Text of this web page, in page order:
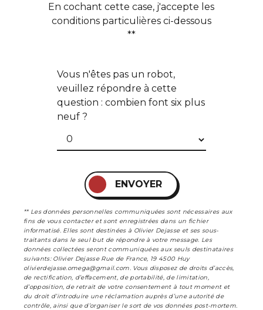
En cochant cette case, j'accepte les
conditions particulières ci-dessous
**
Vous n'êtes pas un robot,
veuillez répondre à cette
question : combien font six plus
neuf ?
ENVOYER
** Les données personnelles communiquées sont nécessaires aux
fins de vous contacter et sont enregistrées dans un fichier
informatisé. Elles sont destinées à Olivier Dejasse et ses sous-
traitants dans le seul but de répondre à votre message. Les
données collectées seront communiquées aux seuls destinataires
suivants: Olivier Dejasse Rue de France, 19 4500 Huy
olivierdejasse.omega@gmail.com. Vous disposez de droits d’accès,
de rectification, d’effacement, de portabilité, de limitation,
d’opposition, de retrait de votre consentement à tout moment et
du droit d’introduire une réclamation auprès d’une autorité de
contrôle, ainsi que d’organiser le sort de vos données post-mortem.